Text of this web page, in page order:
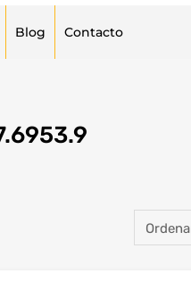
Blog Contacto